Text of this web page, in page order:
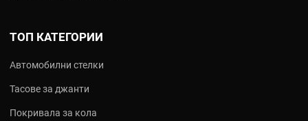
ТОП КАТЕГОРИИ
Автомобилни стелки
Тасове за джанти
Покривала за кола